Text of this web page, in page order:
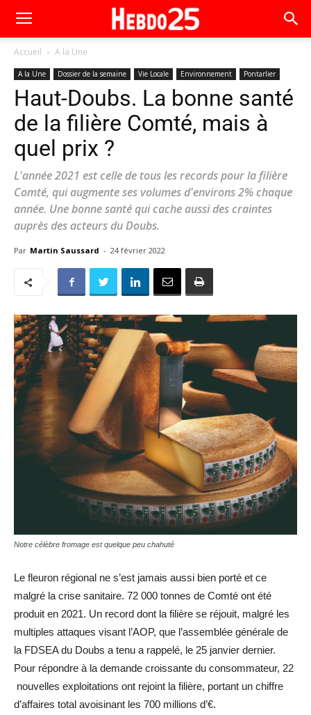
Accueil A la Une
A la Une Dossier de la semaine Vie Locale Environnement Pontarlier
Haut-Doubs. La bonne santé
de la filière Comté, mais à
quel prix ?
L'année 2021 est celle de tous les records pour la filière
Comté, qui augmente ses volumes d'environs 2% chaque
année. Une bonne santé qui cache aussi des craintes
auprès des acteurs du Doubs.
Par Martin Saussard - 24 février 2022
Notre célèbre fromage est quelque peu chahuté
Le fleuron régional ne s’est jamais aussi bien porté et ce
malgré la crise sanitaire. 72 000 tonnes de Comté ont été
produit en 2021. Un record dont la filière se réjouit, malgré les
multiples attaques visant l’AOP, que l’assemblée générale de
la FDSEA du Doubs a tenu a rappelé, le 25 janvier dernier.
Pour répondre à la demande croissante du consommateur, 22
nouvelles exploitations ont rejoint la filière, portant un chiffre
d’affaires total avoisinant les 700 millions d’€.